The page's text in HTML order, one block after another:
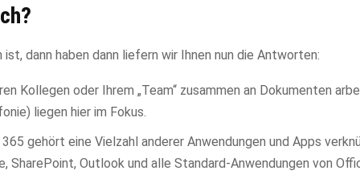
dann haben dann liefern wir Ihnen nun die Antworten:
Kollegen oder Ihrem „Team“ zusammen an Dokumenten
liegen hier im Fokus.
gehört eine Vielzahl anderer Anwendungen und Apps
SharePoint, Outlook und alle Standard-Anwendungen von